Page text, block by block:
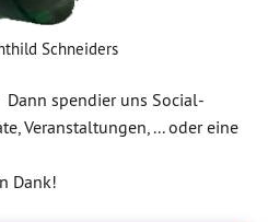
Schneiders
spendier uns Social-
Veranstaltungen, ... oder eine
Dank!